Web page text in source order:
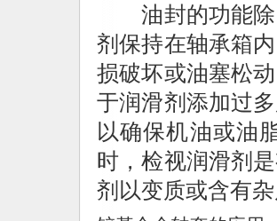
油封的功能除
剂保持在轴承箱
损破坏或油塞松
于润滑剂添加过
以确保机油或油
时，检视润滑剂
剂以变质或含有